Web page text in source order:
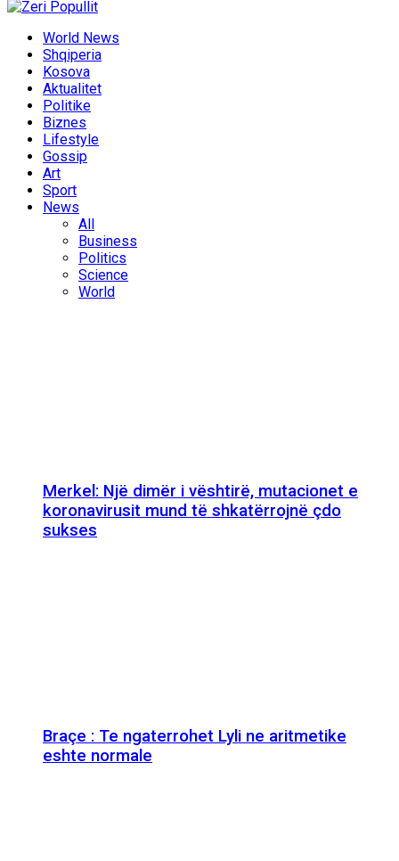
World News
Shqiperia
Kosova
Aktualitet
Politike
Biznes
Lifestyle
Gossip
Art
Sport
News
All
Business
Politics
Science
World
Merkel: Një dimër i vështirë, mutacionet e
koronavirusit mund të shkatërrojnë çdo
sukses
Braçe : Te ngaterrohet Lyli ne aritmetike
eshte normale